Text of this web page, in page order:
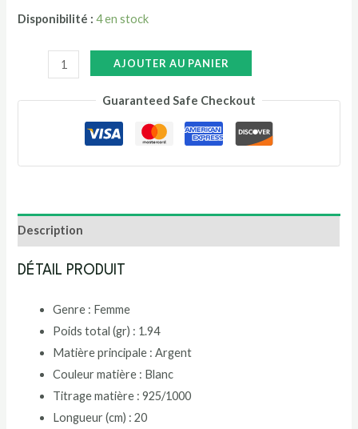
Disponibilité : 4 en stock
AJOUTER AU PANIER
Guaranteed Safe Checkout
Description
DÉTAIL PRODUIT
Genre : Femme
Poids total (gr) : 1.94
Matière principale :Argent
Couleur matière : Blanc
Titrage matière :925/1000
Longueur (cm) :20